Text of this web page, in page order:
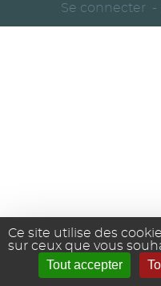
Ce site utilise des
sur ceux que vous
Tout accepter
Se connecter